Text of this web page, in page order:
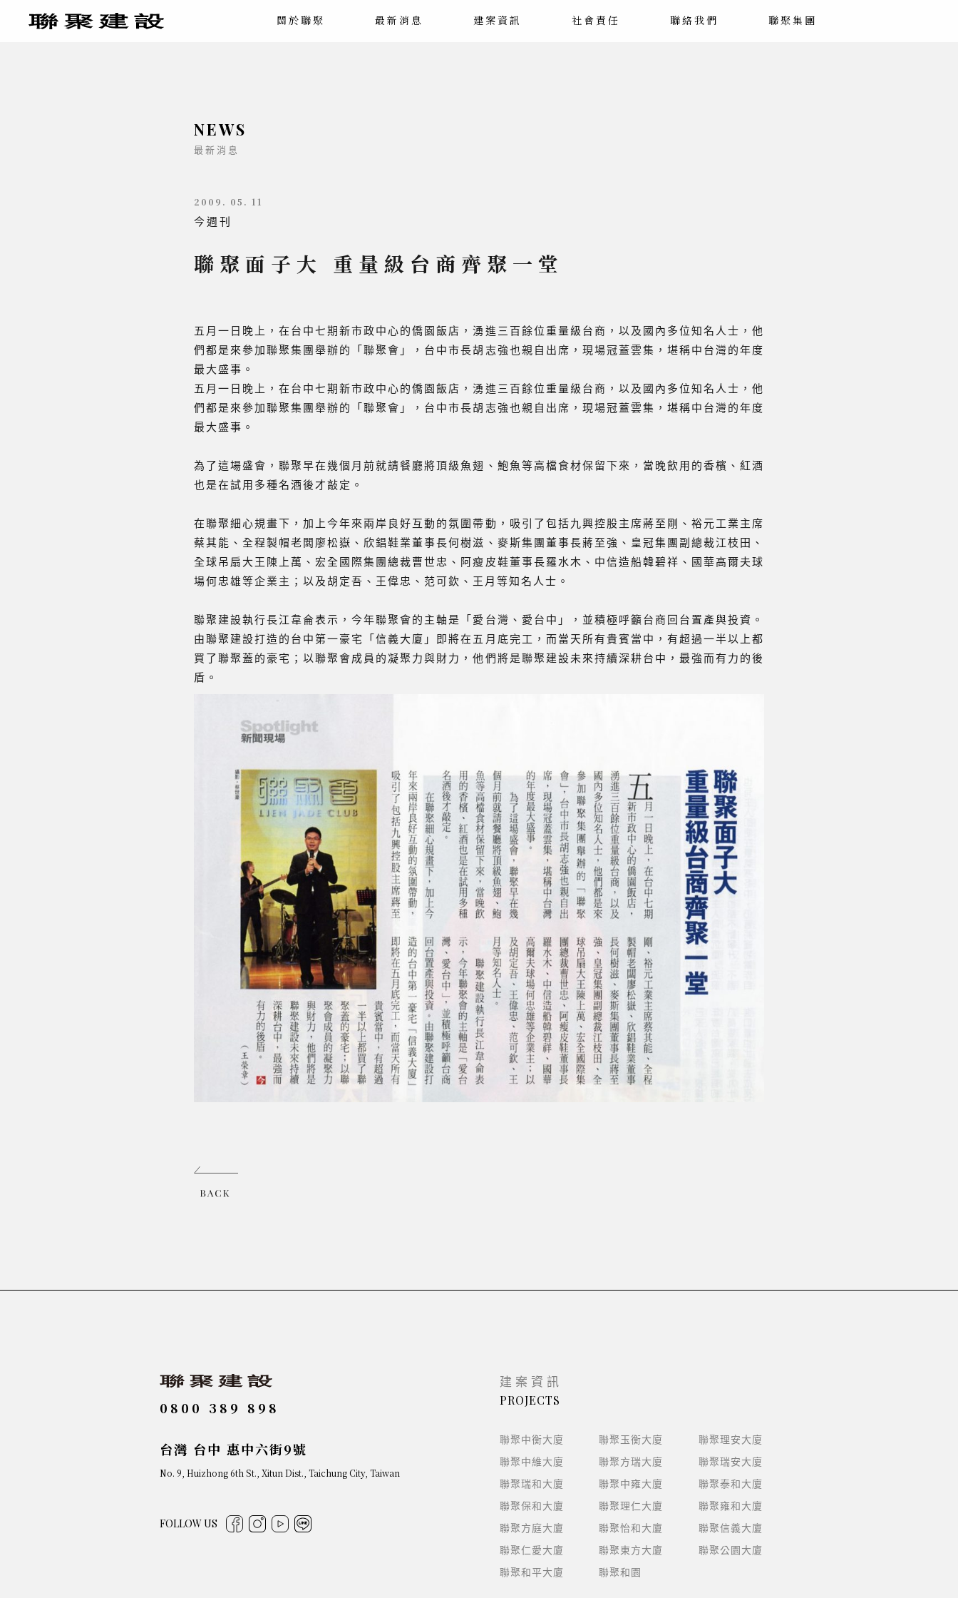
關於聯聚 最新消息 建案資訊 社會責任 聯絡我們 聯聚集團
NEWS
最新消息
2009. 05. 11
今週刊
聯聚面子大 重量級台商齊聚一堂
五月一日晚上，在台中七期新市政中心的僑園飯店，湧進三百餘位重量級台商，以及國內多位知名人士，他
們都是來參加聯聚集團舉辦的「聯聚會」，台中市長胡志強也親自出席，現場冠蓋雲集，堪稱中台灣的年度
最大盛事。
五月一日晚上，在台中七期新市政中心的僑園飯店，湧進三百餘位重量級台商，以及國內多位知名人士，他
們都是來參加聯聚集團舉辦的「聯聚會」，台中市長胡志強也親自出席，現場冠蓋雲集，堪稱中台灣的年度
最大盛事。
為了這場盛會，聯聚早在幾個月前就請餐廳將頂級魚翅、鮑魚等高檔食材保留下來，當晚飲用的香檳、紅酒
也是在試用多種名酒後才敲定。
在聯聚細心規畫下，加上今年來兩岸良好互動的氛圍帶動，吸引了包括九興控股主席蔣至剛、裕元工業主席
蔡其能、全程製帽老闆廖松嶽、欣錩鞋業董事長何樹滋、麥斯集團董事長蔣至強、皇冠集團副總裁江枝田、
全球吊扇大王陳上萬、宏全國際集團總裁曹世忠、阿瘦皮鞋董事長羅水木、中信造船韓碧祥、國華高爾夫球
場何忠雄等企業主；以及胡定吾、王偉忠、范可欽、王月等知名人士。
聯聚建設執行長江韋侖表示，今年聯聚會的主軸是「愛台灣、愛台中」，並積極呼籲台商回台置產與投資。
由聯聚建設打造的台中第一豪宅「信義大廈」即將在五月底完工，而當天所有貴賓當中，有超過一半以上都
買了聯聚蓋的豪宅；以聯聚會成員的凝聚力與財力，他們將是聯聚建設未來持續深耕台中，最強而有力的後
盾。
0800 389 898
台灣 台中 惠中六街9號
No. 9, Huizhong 6th St., Xitun Dist., Taichung City, Taiwan
FOLLOW US
建案資訊
PROJECTS
聯聚中衡大廈 聯聚玉衡大廈
聯聚理安大廈
聯聚中維大廈
聯聚方瑞大廈
聯聚瑞安大廈
聯聚瑞和大廈
聯聚中雍大廈
聯聚泰和大廈
聯聚保和大廈
聯聚理仁大廈
聯聚雍和大廈
聯聚方庭大廈
聯聚怡和大廈
聯聚信義大廈
聯聚仁愛大廈
聯聚東方大廈
聯聚公園大廈
聯聚和平大廈
聯聚和園